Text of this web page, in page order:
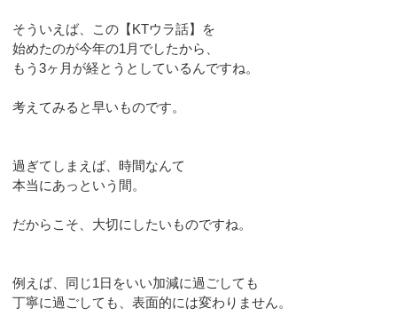
そういえば、この【KTウラ話】を
始めたのが今年の1月でしたから、
もう3ヶ月が経とうとしているんですね。
考えてみると早いものです。
過ぎてしまえば、時間なんて
本当にあっという間。
だからこそ、大切にしたいものですね。
例えば、同じ1日をいい加減に過ごしても
丁寧に過ごしても、表面的には変わりません。